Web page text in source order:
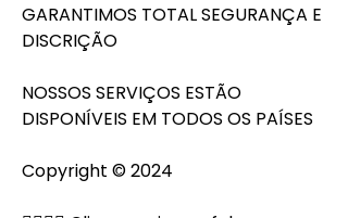
GARANTIMOS TOTAL SEGURANÇA E
DISCRIÇÃO
NOSSOS SERVIÇOS ESTÃO
DISPONÍVEIS EM TODOS OS PAÍSES
Copyright © 2024